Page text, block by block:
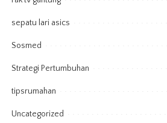
sepatu lari asics
Sosmed
Strategi Pertumbuhan
tipsrumahan
Uncategorized